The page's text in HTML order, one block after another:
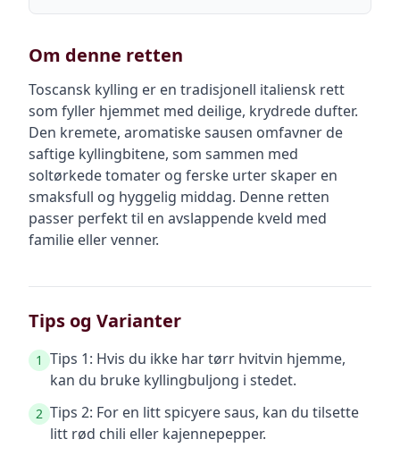
Om denne retten
Toscansk kylling er en tradisjonell italiensk rett
som fyller hjemmet med deilige, krydrede dufter.
Den kremete, aromatiske sausen omfavner de
saftige kyllingbitene, som sammen med
soltørkede tomater og ferske urter skaper en
smaksfull og hyggelig middag. Denne retten
passer perfekt til en avslappende kveld med
familie eller venner.
Tips og Varianter
1 Tips 1: Hvis du ikke har tørr hvitvin hjemme,
kan du bruke kyllingbuljong i stedet.
2 Tips 2: For en litt spicyere saus, kan du tilsette
litt rød chili eller kajennepepper.